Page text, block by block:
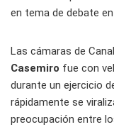
en tema de debate
Las cámaras de
Casemiro fue con
durante un ejercicio
rápidamente se
preocupación entre